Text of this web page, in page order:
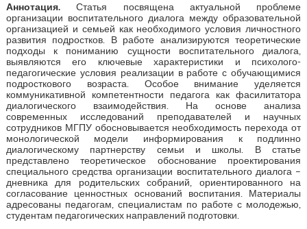
Аннотация.Статья посвящена актуальной проблеме
организации воспитательного диалога между образовательной
организацией и семьей как необходимого условия личностного
развития подростков. В работе анализируются теоретические
подходы к пониманию сущности воспитательного диалога,
выявляются его ключевые характеристики и психолого-
педагогические условия реализации в работе с обучающимися
подросткового возраста. Особое внимание уделяется
коммуникативной компетентности педагога как фасилитатора
диалогического взаимодействия. На основе анализа
современных исследований преподавателей и научных
сотрудников МГПУ обосновывается необходимость перехода от
монологической модели информирования к подлинно
диалогическому партнерству семьи и школы. В статье
представлено теоретическое обоснование проектирования
специального средства организации воспитательного диалога –
дневника для родительских собраний, ориентированного на
согласование ценностных оснований воспитания. Материалы
адресованы педагогам, специалистам по работе с молодежью,
студентам педагогических направлений подготовки.